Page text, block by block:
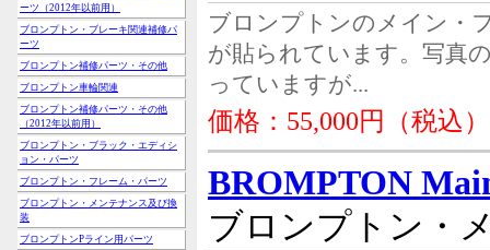
ーツ（2012年以前用）
ブロンプトン・ブレーキ関連補修パ
ーツ
ブロンプトン補修パーツ・その他
ブロンプトン車輪関連
ブロンプトン補修パーツ・その他
（2012年以前用）
ブロンプトン・ブラック・エディシ
ョン・パーツ
ブロンプトン・フレーム・パーツ
ブロンプトン・メンテナンス及び換
装
ブロンプトンPライン用パーツ
ブロンプトンのメイン・
が貼られています。写真
っていますが...
価格：55,000円（税込）
BROMPTON
ブロンプトン・